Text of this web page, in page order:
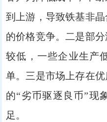
到上游，导致铁基非
的价格竞争。二是部
较低，一些企业生产
单。三是市场上存在
的“劣币驱逐良币”现
足。